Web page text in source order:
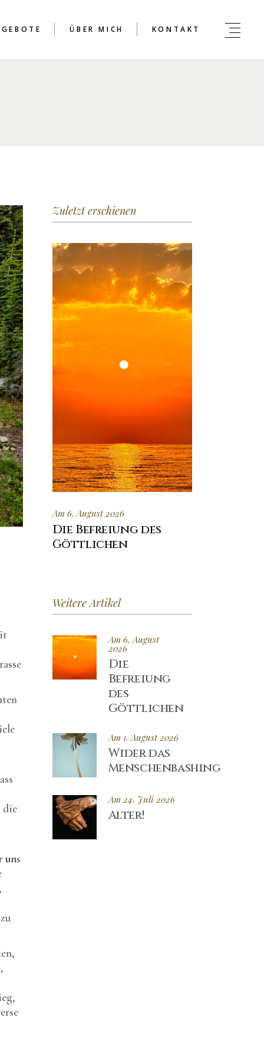
ÜBER MICH KONTAKT
die
uns
Zuletzt erschienen
Am 6. August 2026
Die Befreiung des
Göttlichen
Weitere Artikel
Am 6. August
2026
Die
Befreiung
des
Göttlichen
Am 1. August 2026
Wider das
Menschenbashing
Am 24. Juli 2026
Alter!